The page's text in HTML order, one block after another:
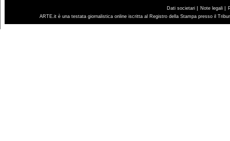
Dati societari | Note legali |
ARTE.it è una testata giornalistica online iscritta al Registro della Stampa presso il